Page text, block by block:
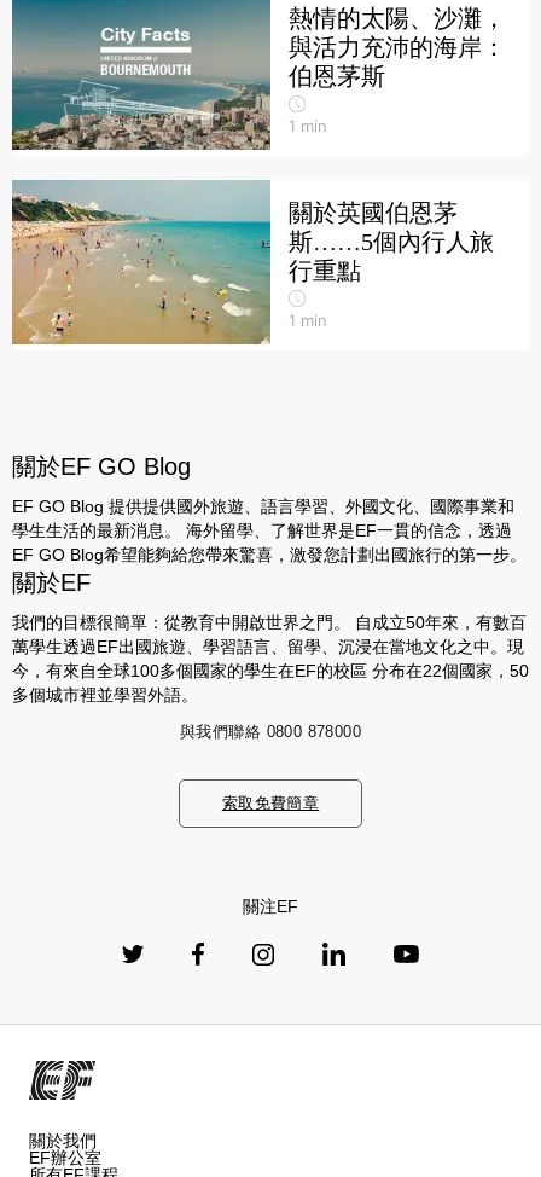
熱情的太陽、沙灘，
與活力充沛的海岸：
伯恩茅斯
1 min
關於英國伯恩茅
斯……5個內行人旅
行重點
1 min
關於EF GO Blog
EF GO Blog 提供提供國外旅遊、語言學習、外國文化、國際事業和
學生生活的最新消息。 海外留學、了解世界是EF一貫的信念，透過
EF GO Blog希望能夠給您帶來驚喜，激發您計劃出國旅行的第一步。
關於EF
我們的目標很簡單：從教育中開啟世界之門。 自成立50年來，有數百
萬學生透過EF出國旅遊、學習語言、留學、沉浸在當地文化之中。現
今，有來自全球100多個國家的學生在EF的校區 分布在22個國家，50
多個城市裡並學習外語。
與我們聯絡 0800 878000
索取免費簡章
關注EF
關於我們
EF辦公室